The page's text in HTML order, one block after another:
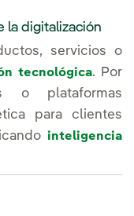
la digitalización
servicios o
tecnológica. Por
o plataformas
para clientes
inteligencia